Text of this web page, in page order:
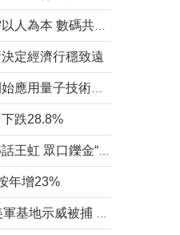
定經濟行穩致遠
跌28.8%
年增23%